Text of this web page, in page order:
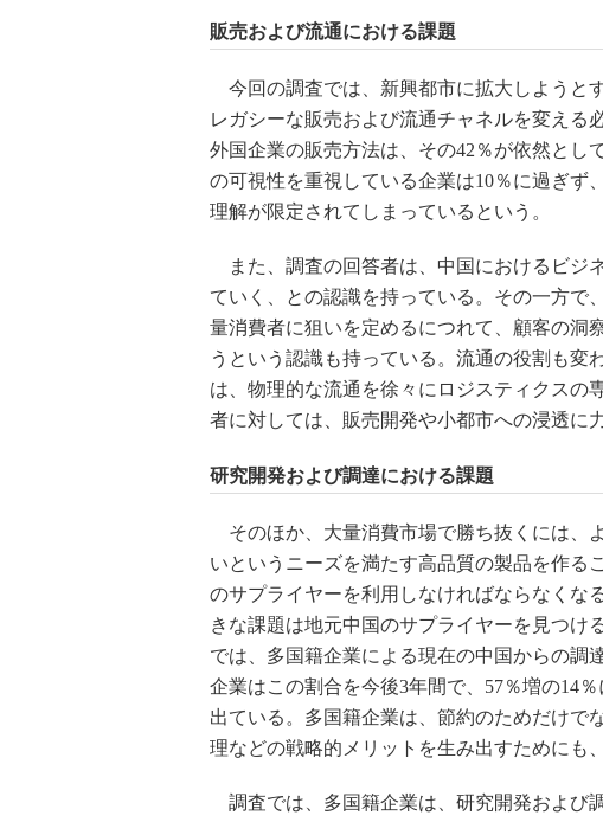
販売および流通における課題
今回の調査では、新興都市に拡大しようと
レガシーな販売および流通チャネルを変える
外国企業の販売方法は、その42％が依然とし
の可視性を重視している企業は10％に過ぎず
理解が限定されてしまっているという。
また、調査の回答者は、中国におけるビジ
ていく、との認識を持っている。その一方で
量消費者に狙いを定めるにつれて、顧客の洞
うという認識も持っている。流通の役割も変
は、物理的な流通を徐々にロジスティクスの
者に対しては、販売開発や小都市への浸透に
研究開発および調達における課題
そのほか、大量消費市場で勝ち抜くには、
いというニーズを満たす高品質の製品を作る
のサプライヤーを利用しなければならなくな
きな課題は地元中国のサプライヤーを見つけ
では、多国籍企業による現在の中国からの調
企業はこの割合を今後3年間で、57％増の14
出ている。多国籍企業は、節約のためだけで
理などの戦略的メリットを生み出すためにも
調査では、多国籍企業は、研究開発および